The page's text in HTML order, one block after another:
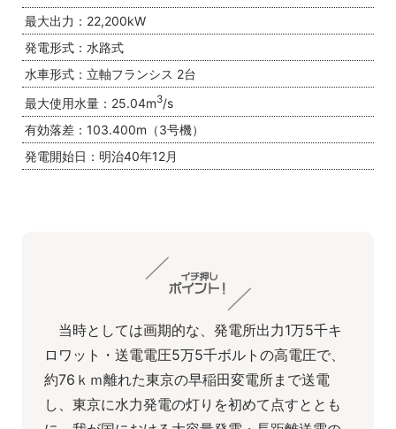
最大出力：22,200kW
発電形式：水路式
水車形式：立軸フランシス 2台
最大使用水量：25.04m3/s
有効落差：103.400m（3号機）
発電開始日：明治40年12月
当時としては画期的な、発電所出力1万5千キ
ロワット・送電電圧5万5千ボルトの高電圧で、
約76ｋｍ離れた東京の早稲田変電所まで送電
し、東京に水力発電の灯りを初めて点すととも